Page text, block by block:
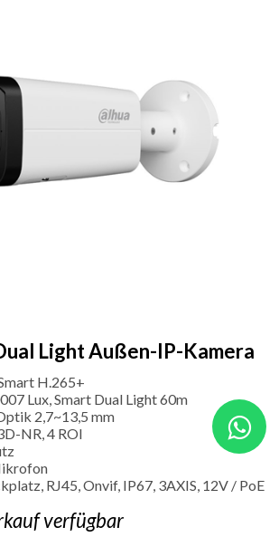
Light Außen-IP-Kamera
H.265+
Lux, Smart Dual Light 60m
2,7~13,5 mm
NR, 4 ROI
RJ45, Onvif, IP67, 3AXIS, 12V / PoE
verfügbar